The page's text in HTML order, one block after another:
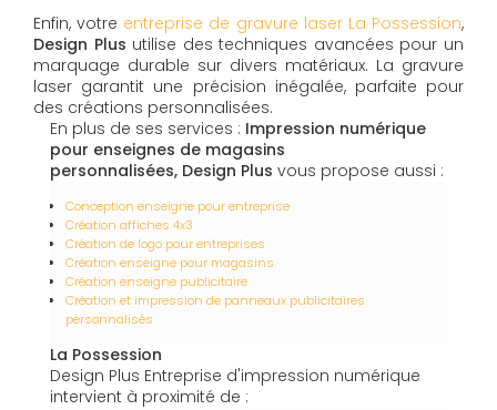
Enfin, votre entreprise de gravure laser La Possession,
Design Plus utilise des techniques avancées pour un
marquage durable sur divers matériaux. La gravure
laser garantit une précision inégalée, parfaite pour
des créations personnalisées.
En plus de ses services : Impression numérique
pour enseignes de magasins
personnalisées, Design Plus vous propose aussi :
Conception enseigne pour entreprise
Création affiches 4x3
Création de logo pour entreprises
Création enseigne pour magasins
Création enseigne publicitaire
Création et impression de panneaux publicitaires
personnalisés
La Possession
Design Plus Entreprise d'impression numérique
intervient à proximité de :